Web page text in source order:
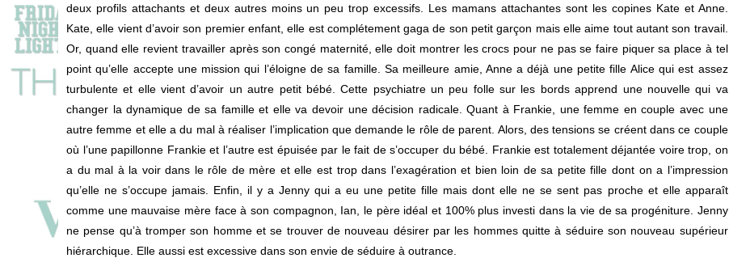
deux profils attachants et deux autres moins un peu trop excessifs. Les mamans attachantes sont les copines Kate et Anne.
Kate, elle vient d’avoir son premier enfant, elle est complétement gaga de son petit garçon mais elle aime tout autant son travail.
Or, quand elle revient travailler après son congé maternité, elle doit montrer les crocs pour ne pas se faire piquer sa place à tel
point qu’elle accepte une mission qui l’éloigne de sa famille. Sa meilleure amie, Anne a déjà une petite fille Alice qui est assez
turbulente et elle vient d’avoir un autre petit bébé. Cette psychiatre un peu folle sur les bords apprend une nouvelle qui va
changer la dynamique de sa famille et elle va devoir une décision radicale. Quant à Frankie, une femme en couple avec une
autre femme et elle a du mal à réaliser l’implication que demande le rôle de parent. Alors, des tensions se créent dans ce couple
où l’une papillonne Frankie et l’autre est épuisée par le fait de s’occuper du bébé. Frankie est totalement déjantée voire trop, on
a du mal à la voir dans le rôle de mère et elle est trop dans l’exagération et bien loin de sa petite fille dont on a l’impression
qu’elle ne s’occupe jamais. Enfin, il y a Jenny qui a eu une petite fille mais dont elle ne se sent pas proche et elle apparaît
comme une mauvaise mère face à son compagnon, Ian, le père idéal et 100% plus investi dans la vie de sa progéniture. Jenny
ne pense qu’à tromper son homme et se trouver de nouveau désirer par les hommes quitte à séduire son nouveau supérieur
hiérarchique. Elle aussi est excessive dans son envie de séduire à outrance.